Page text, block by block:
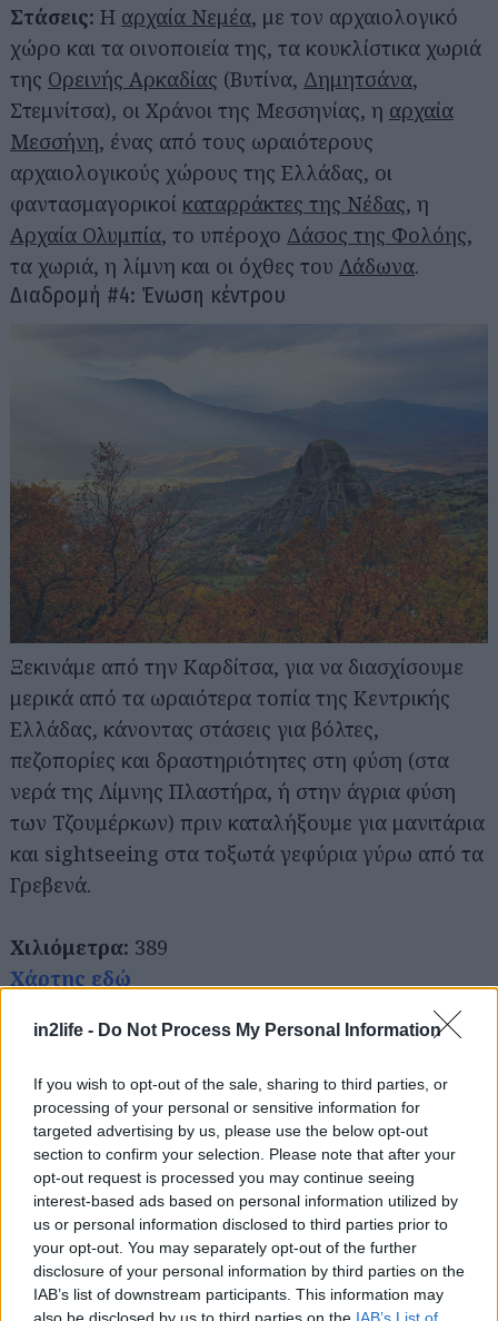
in2life - Do Not Process My Personal Information
If you wish to opt-out of the sale, sharing to third parties, or
processing of your personal or sensitive information for
targeted advertising by us, please use the below opt-out
section to confirm your selection. Please note that after your
opt-out request is processed you may continue seeing
interest-based ads based on personal information utilized by
us or personal information disclosed to third parties prior to
your opt-out. You may separately opt-out of the further
disclosure of your personal information by third parties on the
IAB’s list of downstream participants. This information may
also be disclosed by us to third parties on the IAB’s List of
Στάσεις: Η αρχαία Νεμέα, με τον αρχαιολογικό
χώρο και τα οινοποιεία της, τα κουκλίστικα χωριά
της Ορεινής Αρκαδίας (Βυτίνα, Δημητσάνα,
Στεμνίτσα), οι Χράνοι της Μεσσηνίας, η αρχαία
Μεσσήνη, ένας από τους ωραιότερους
αρχαιολογικούς χώρους της Ελλάδας, οι
φαντασμαγορικοί καταρράκτες της Νέδας, η
Αρχαία Ολυμπία, το υπέροχο Δάσος της Φολόης,
τα χωριά, η λίμνη και οι όχθες του Λάδωνα.
Διαδρομή #4: Ένωση κέντρου
Ξεκινάμε από την Καρδίτσα, για να διασχίσουμε
μερικά από τα ωραιότερα τοπία της Κεντρικής
Ελλάδας, κάνοντας στάσεις για βόλτες,
πεζοπορίες και δραστηριότητες στη φύση (στα
νερά της Λίμνης Πλαστήρα, ή στην άγρια φύση
των Τζουμέρκων) πριν καταλήξουμε για μανιτάρια
και sightseeing στα τοξωτά γεφύρια γύρω από τα
Γρεβενά.
Χιλιόμετρα: 389
Χάρτης εδώ
Πλαστήρα, η Ελάτη και το Περτούλι, τα υπέροχα
Τζουμέρκα
(με όσες περισσότερες στάσεις θέλετε/
προλαβαίνετε, εμείς ενδεικτικά έχουμε
συμπεριλάβει το Συρράκο), τα απόκοσμα
Μετέωρα, και ταΓρεβενά, όπου φτάνετε μετά τα
Μετέωρα μέσα από μια από τις ωραιότερες
διαδρομές με αυτοκίνητο στην Ελλάδα, που περνά
από το Αγιόφυλλο και τις όχθες του Βενέτικου.
Διαδρομή #5: The final frontier
Αναζήτηση
για...